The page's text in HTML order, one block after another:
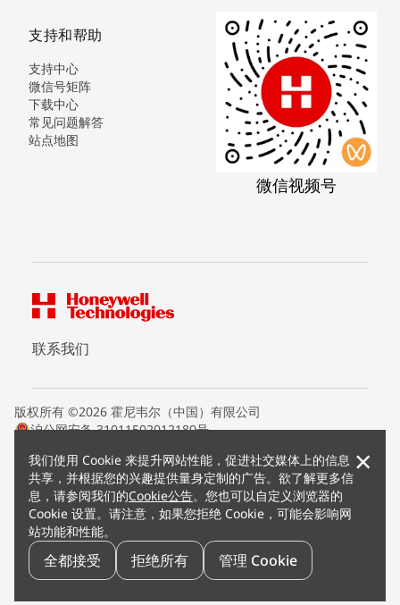
我们使用 Cookie 来提升网站性能，促进社交媒体上的信息
共享，并根据您的兴趣提供量身定制的广告。欲了解更多信
息，请参阅我们的Cookie公告。您也可以自定义浏览器的
Cookie 设置。请注意，如果您拒绝 Cookie，可能会影响网
站功能和性能。
全都接受 拒绝所有 管理 Cookie
×
支持和帮助
支持中心
微信号矩阵
下载中心
常见问题解答
站点地图
微信视频号
联系我们
版权所有 ©2026 霍尼韦尔（中国）有限公司
沪公网安备 31011502012180号
条款条约
隐私声明
您的隐私选项
霍尼韦尔科技Cookie通知
退订
漏洞报告